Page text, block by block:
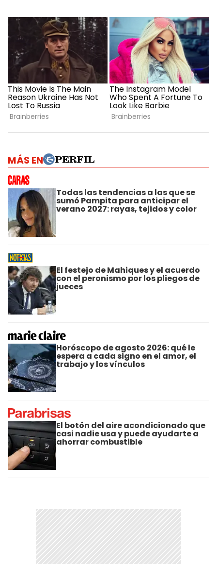
MÁS EN
Todas las tendencias a las que se
sumó Pampita para anticipar el
verano 2027: rayas, tejidos y color
El festejo de Mahiques y el acuerdo
con el peronismo por los pliegos de
jueces
Horóscopo de agosto 2026: qué le
espera a cada signo en el amor, el
trabajo y los vínculos
El botón del aire acondicionado que
casi nadie usa y puede ayudarte a
ahorrar combustible